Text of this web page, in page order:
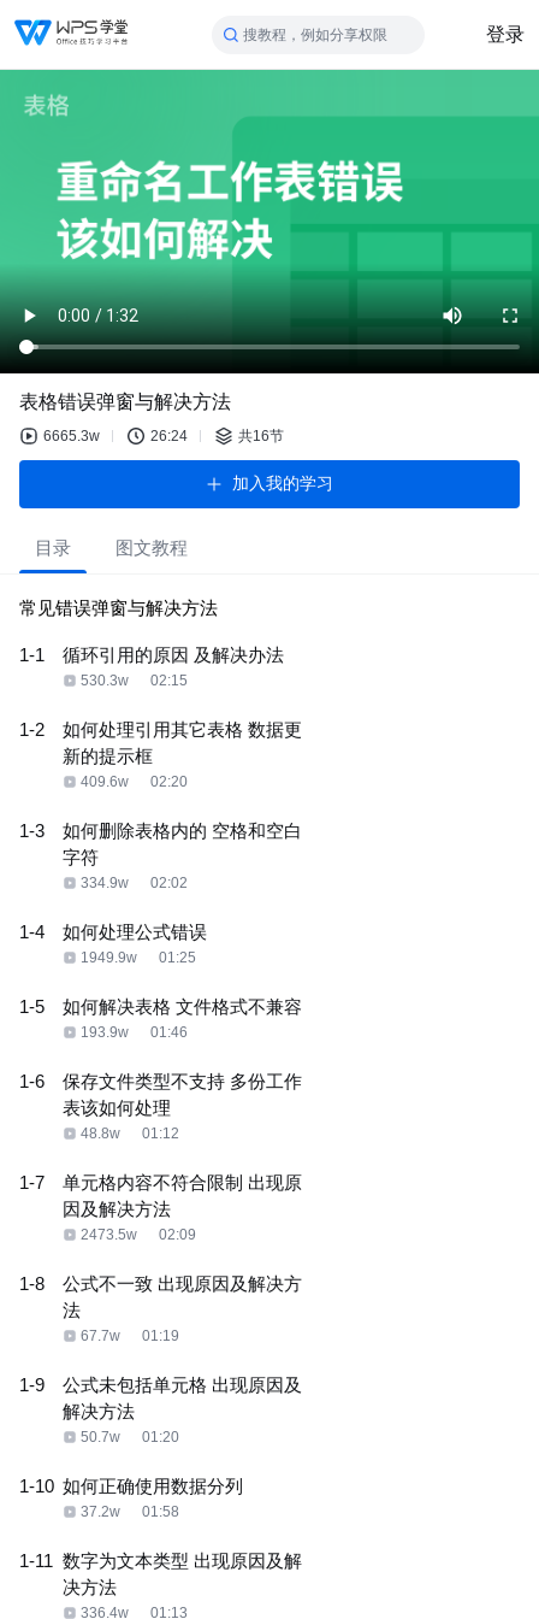
搜教程，例如分享权限 登录
表格错误弹窗与解决方法
6665.3w 26:24 共16节
加入我的学习
目录 图文教程
常见错误弹窗与解决方法
1-1 循环引用的原因 及解决办法
530.3w 02:15
1-2
如何处理引用其它表格 数据更
新的提示框
409.6w 02:20
1-3
如何删除表格内的 空格和空白
字符
334.9w 02:02
1-4 如何处理公式错误
1949.9w 01:25
1-5 如何解决表格 文件格式不兼容
193.9w 01:46
1-6
保存文件类型不支持 多份工作
表该如何处理
48.8w 01:12
1-7
单元格内容不符合限制 出现原
因及解决方法
2473.5w 02:09
1-8
公式不一致 出现原因及解决方
法
67.7w 01:19
1-9
公式未包括单元格 出现原因及
解决方法
50.7w 01:20
1-10 如何正确使用数据分列
37.2w 01:58
1-11 数字为文本类型 出现原因及解
决方法
336.4w 01:13